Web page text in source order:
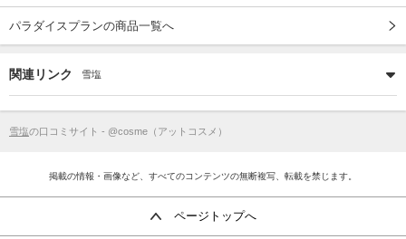
パラダイスプランの商品一覧へ
関連リンク 雪塩
雪塩の口コミサイト - @cosme（アットコスメ）
掲載の情報・画像など、すべてのコンテンツの無断複写、転載を禁じます。
ページトップへ